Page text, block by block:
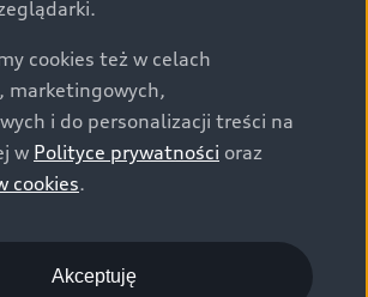
obecnie samochody marki Audi
materiałów spełniających pod
odzysku i recyklingu wymagania
ISO 22628 i są zgodne z
homologacji wydanymi wg
zapewnienia wszystkim
marki Volkswagen sieci
cookies też w celach
marketingowych,
i do personalizacji treści na
w Polityce prywatności oraz
cookies.
Akceptuję